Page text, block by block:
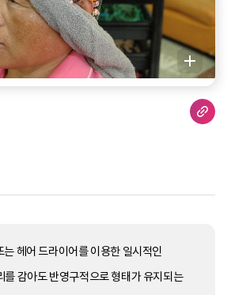
는 헤어 드라이어를 이용한 일시적인
를 감아도 반영구적으로 형태가 유지되는